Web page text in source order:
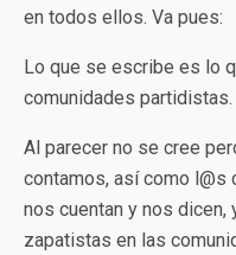
en todos ellos. Va pues:
Lo que se escribe es lo
comunidades partidistas.
Al parecer no se cree
contamos, así como l@s
nos cuentan y nos
zapatistas en las